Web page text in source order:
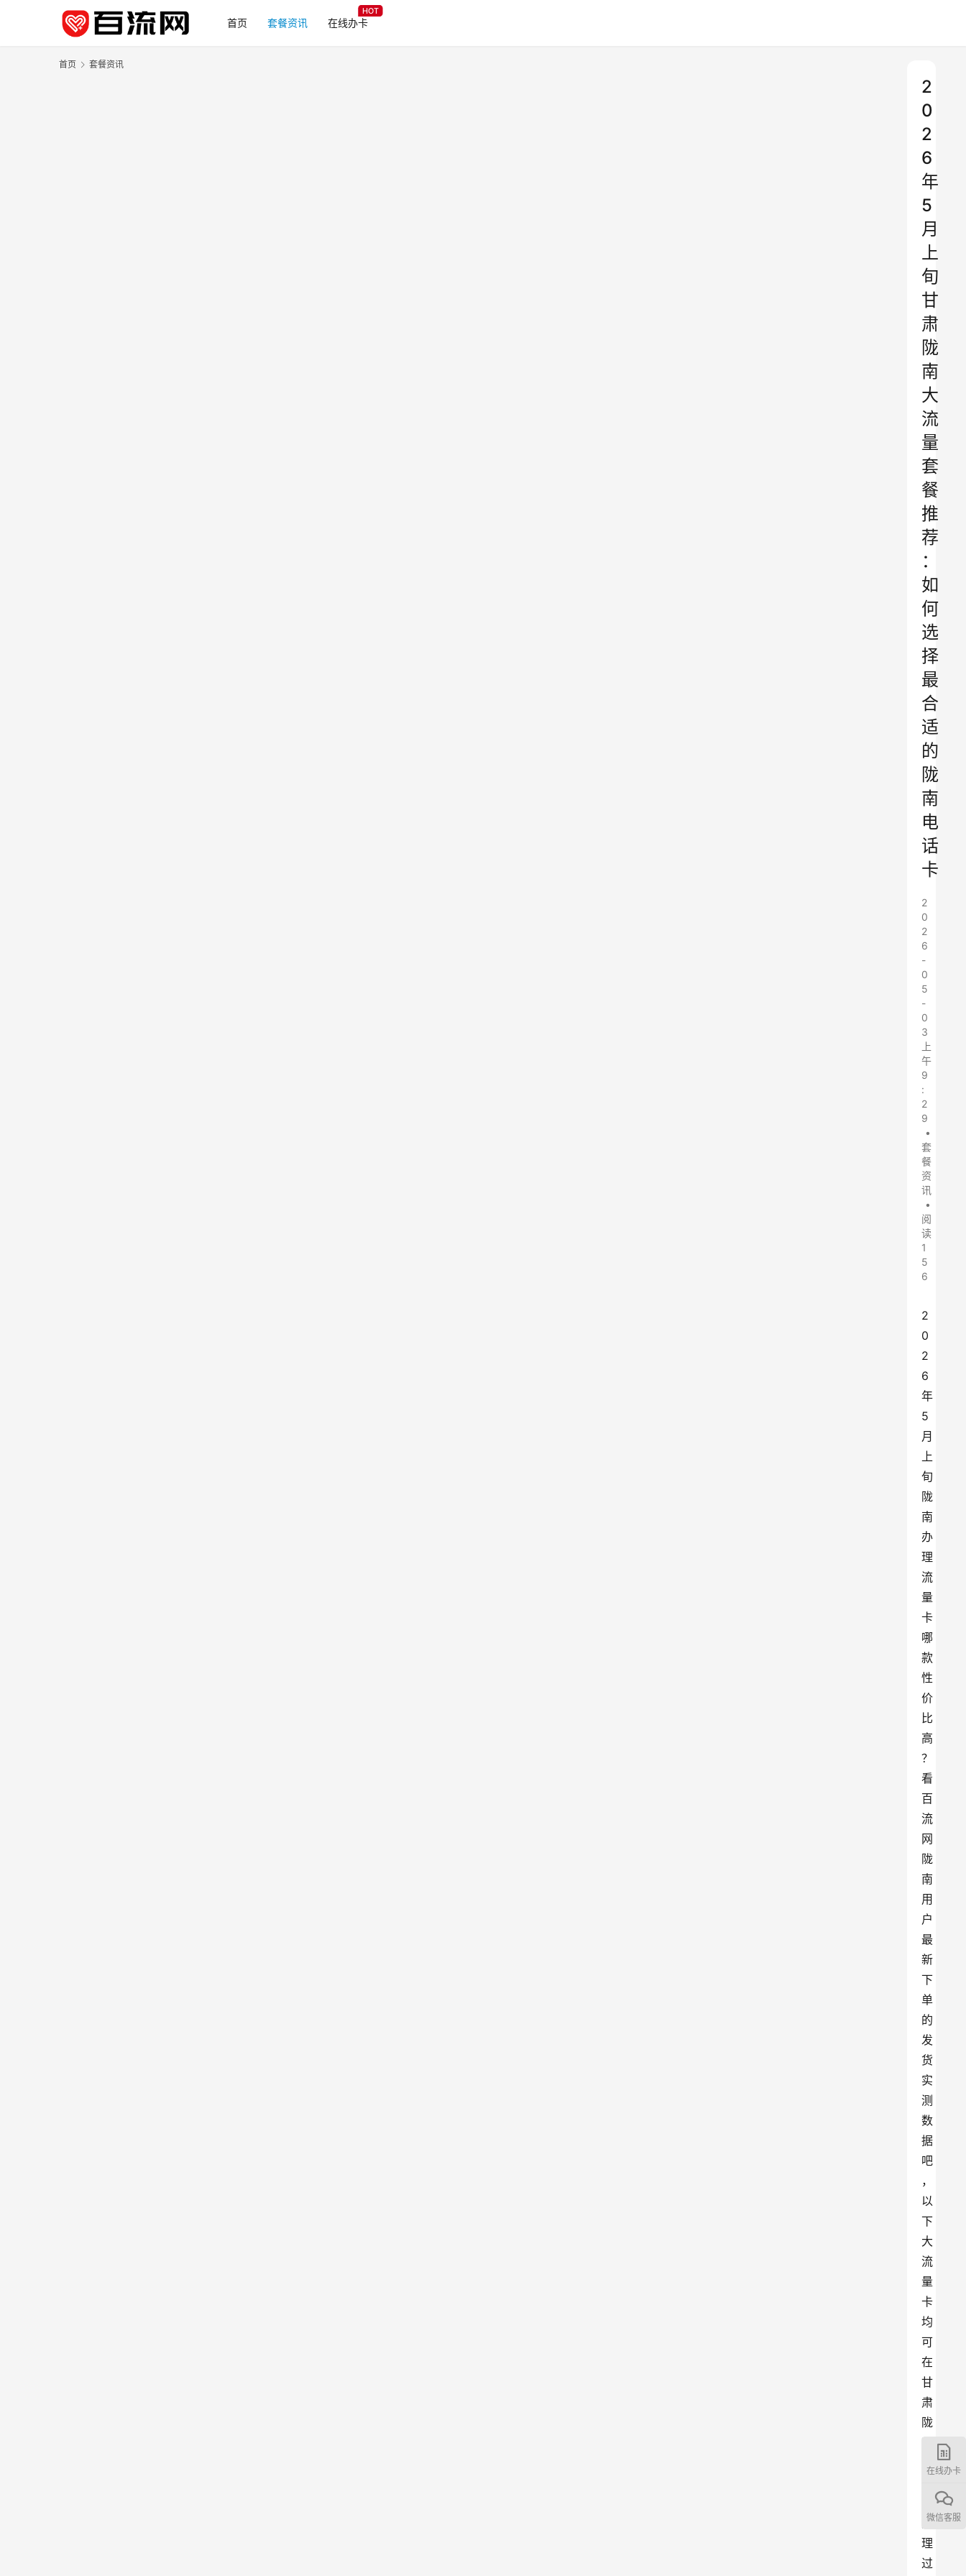
首页 套餐资讯 在线办卡
HOT
首页 套餐资讯
2
0
2
6
年
5
月
上
旬
甘
肃
陇
南
大
流
量
套
餐
推
荐
：
如
何
选
择
最
合
适
的
陇
南
电
话
卡
2
0
2
6
-
0
5
-
0
3
上
午
9
:
2
9
•
套
餐
资
讯
•
阅
读
1
5
6
2
0
2
6
年
5
月
上
旬
陇
南
办
理
流
量
卡
哪
款
性
价
比
高
？
看
百
流
网
陇
南
用
户
最
新
下
单
的
发
货
实
测
数
据
吧
，
以
下
大
流
量
卡
均
可
在
甘
肃
陇
南
发
办
理
过
在线办卡
微信客服